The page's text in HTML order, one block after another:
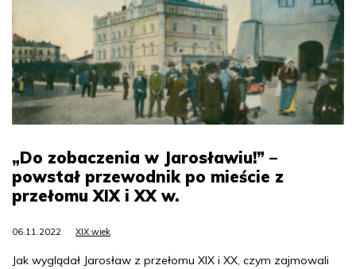
„Do zobaczenia w Jarosławiu!” –
powstał przewodnik po mieście z
przełomu XIX i XX w.
06.11.2022 XIX wiek
Jak wyglądał Jarosław z przełomu XIX i XX, czym zajmowali